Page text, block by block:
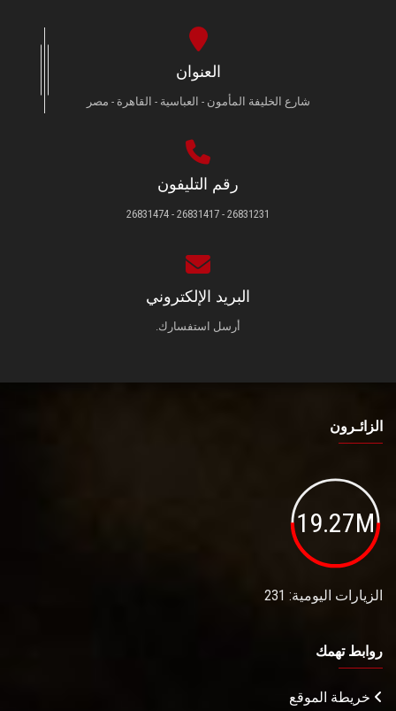
العنوان
شارع الخليفة المأمون - العباسية - القاهرة - مصر
رقم التليفون
26831231 - 26831417 - 26831474
البريد الإلكتروني
أرسل استفسارك.
الزائـرون
19.27M
الزيارات اليومية: 231
روابط تهمك
خريطة الموقع